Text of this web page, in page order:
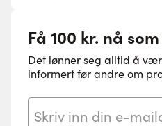
Få 100 kr. nå
Det lønner seg alltid å
informert før andre om